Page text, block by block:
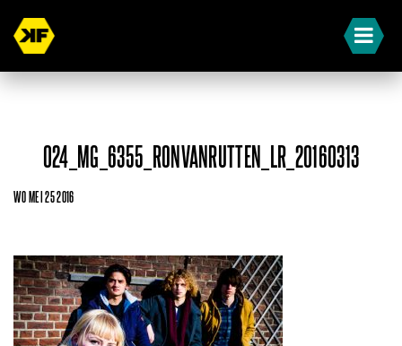
024_MG_6355_RONVANRUTTEN_LR_20160313
WO MEI 25 2016